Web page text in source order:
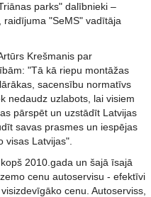
parks" dalībnieki –
raidījuma "SeMS" vadītāja
Krešmanis par
"Tā kā riepu montāžas
sacensību normatīvs
nedaudz uzlabots, lai visiem
pārspēt un uzstādīt Latvijas
savas prasmes un iespējas
visas Latvijas".
2010.gada un šajā īsajā
cenu autoservisu - efektīvi
cenu. Autoserviss,